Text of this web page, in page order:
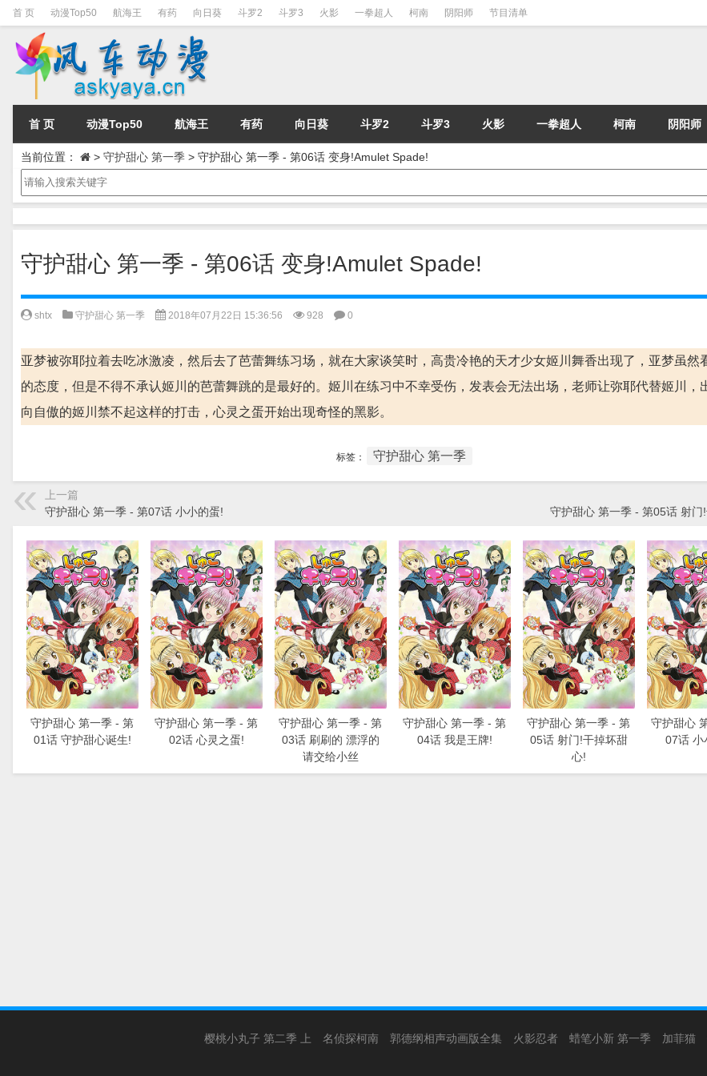
首 页 动漫Top50 航海王 有药 向日葵 斗罗2 斗罗3 火影 一拳超人 柯南 阴阳师 节目清单
首 页 动漫Top50 航海王 有药 向日葵 斗罗2 斗罗3 火影 一拳超人 柯南 阴阳师
当前位置： > 守护甜心 第一季 > 守护甜心 第一季 - 第06话 变身!Amulet Spade!
守护甜心 第一季 - 第06话 变身!Amulet Spade!
shtx 守护甜心 第一季 2018年07月22日 15:36:56 928 0
亚梦被弥耶拉着去吃冰激凌，然后去了芭蕾舞练习场，就在大家谈笑时，高贵冷艳的天才少女姬川舞香出现了，亚梦虽然
的态度，但是不得不承认姬川的芭蕾舞跳的是最好的。姬川在练习中不幸受伤，发表会无法出场，老师让弥耶代替姬川，
向自傲的姬川禁不起这样的打击，心灵之蛋开始出现奇怪的黑影。
标签： 守护甜心 第一季
上一篇
守护甜心 第一季 - 第07话 小小的蛋!
守护甜心 第一季 - 第05话 射门
守护甜心 第一季 - 第
01话 守护甜心诞生!
守护甜心 第一季 - 第
02话 心灵之蛋!
守护甜心 第一季 - 第
03话 刷刷的 漂浮的
请交给小丝
守护甜心 第一季 - 第
04话 我是王牌!
守护甜心 第一季 - 第
05话 射门!干掉坏甜
心!
守护甜心
07话 小
樱桃小丸子 第二季 上 名侦探柯南 郭德纲相声动画版全集 火影忍者 蜡笔小新 第一季 加菲猫